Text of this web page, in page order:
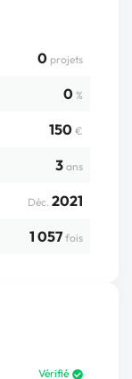
0 projets
0 %
150 €
3 ans
Déc. 2021
1 057 fois
Vérifié